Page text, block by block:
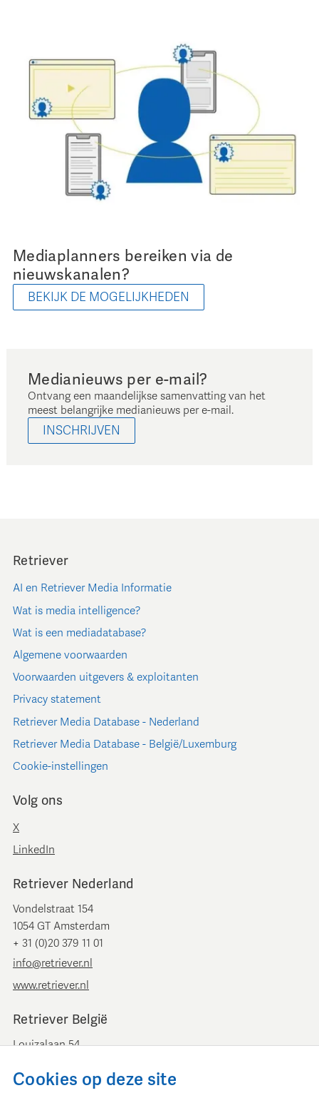
Mediaplanners bereiken via de
nieuwskanalen?
BEKIJK DE MOGELIJKHEDEN
Medianieuws per e-mail?
Ontvang een maandelijkse samenvatting van het
meest belangrijke medianieuws per e-mail.
INSCHRIJVEN
Retriever
AI en Retriever Media Informatie
Wat is media intelligence?
Wat is een mediadatabase?
Algemene voorwaarden
Voorwaarden uitgevers & exploitanten
Privacy statement
Retriever Media Database - Nederland
Retriever Media Database - België/Luxemburg
Cookie-instellingen
Volg ons
X
LinkedIn
Retriever Nederland
Vondelstraat 154
1054 GT Amsterdam
+ 31 (0)20 379 11 01
info@retriever.nl
www.retriever.nl
Retriever België
Louizalaan 54
+ 32 (0)2 893 00 52
Cookies op deze site